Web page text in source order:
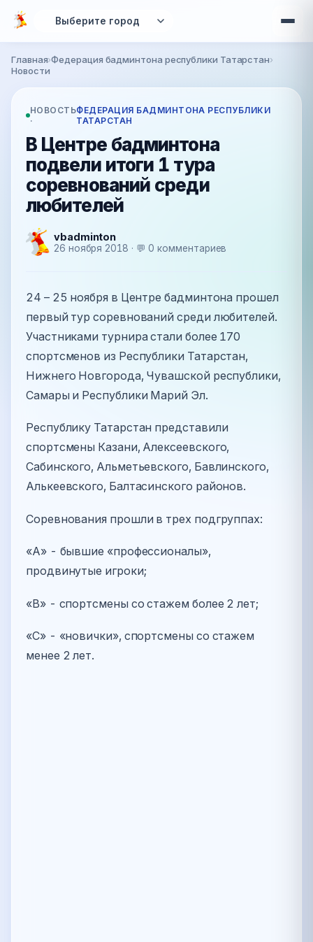
Перейти к основному содержанию
Вы здесь
Главная›Федерация бадминтона республики Татарстан›
Новости
НОВОСТЬ
·
ФЕДЕРАЦИЯ БАДМИНТОНА РЕСПУБЛИКИ
ТАТАРСТАН
В Центре бадминтона
подвели итоги 1 тура
соревнований среди
любителей
vbadminton
26 ноября 2018 · 💬 0 комментариев
24 – 25 ноября в Центре бадминтона прошел
первый тур соревнований среди любителей.
Участниками турнира стали более 170
спортсменов из Республики Татарстан,
Нижнего Новгорода, Чувашской республики,
Самары и Республики Марий Эл.
Республику Татарстан представили
спортсмены Казани, Алексеевского,
Сабинского, Альметьевского, Бавлинского,
Алькеевского, Балтасинского районов.
Соревнования прошли в трех подгруппах:
«А» - бывшие «профессионалы»,
продвинутые игроки;
«В» - спортсмены со стажем более 2 лет;
«С» - «новички», спортсмены со стажем
менее 2 лет.